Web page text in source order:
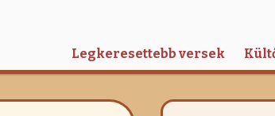
Legkeresettebb versek